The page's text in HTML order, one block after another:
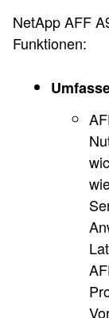
NetApp AFF
Funktionen: